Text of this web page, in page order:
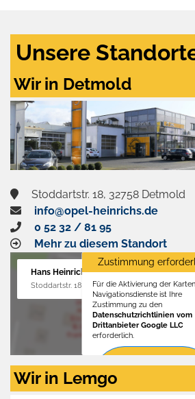
Unsere
Wir in Detmold
Stoddartstr. 18, 32758 Detmold
info@opel-heinrichs.de
0 52 32 / 81 95
Mehr zu diesem Standort
Hans Heinrichs GmbH
Stoddartstr. 18, 32758 Detmold
Zustimmung
Für die Aktivierung der
Navigationsdienste ist Ihre
Zustimmung zu den
Datenschutzrichtlinien vom
Drittanbieter Google LLC
erforderlich.
Zustimmen
aktivieren
Wir in Lemgo